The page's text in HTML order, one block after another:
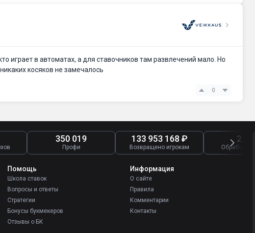
играет в автоматах, а для ставочников там развлечений мало. Но
косяков не замечалось
0
350 019
Профи
133 953 168 ₽
Возвращено игрокам
2 722
Помощь
Школа ставок
Вопросы и ответы
Стратегии
Бонусы букмекеров
Отзывы о БК
Информация
О сайте
Правила
Комментарии
Контакты